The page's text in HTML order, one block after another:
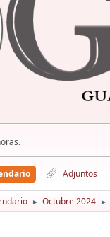
Adjuntos
► Octubre 2024 ►